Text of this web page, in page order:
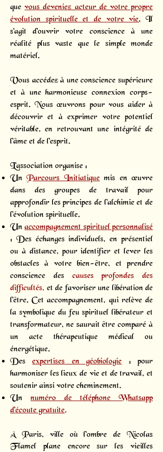
quevous deveniez acteur de votre propre
évolution spirituelle et de votre vie.Il
s'agit d'ouvrir votre conscience à une
réalité plus vaste que le simple monde
matériel.
Vous accédez à une conscience supérieure
et à une harmonieuse connexion corps-
esprit. Nous œuvrons pour vous aider à
découvrir et à exprimer votre potentiel
véritable, en retrouvant une intégrité de
l'âme et de l'esprit.
L’association organise :
UnParcours Initiatique mis en œuvre
dans des groupes de travail pour
approfondir les principes de l'alchimie et de
l'évolution spirituelle.
Unaccompagnement spirituel personnalisé
: Des échanges individuels, en présentiel
ou à distance, pour identifier et lever les
obstacles à votre bien-être, et prendre
conscience des
causes profondes des
difficultés, et de favoriser une libération de
l'être. Cet accompagnement, qui relève de
la symbolique du feu spirituel libérateur et
transformateur, ne saurait être comparé à
un acte thérapeutique médical ou
énergétique.
Desexpertises en géobiologie: pour
harmoniser les lieux de vie et de travail, et
soutenir ainsi votre cheminement.
Un numéro de téléphone Whatsapp
d’écoute gratuite.
À Paris, ville où l’ombre de Nicolas
Flamel plane encore sur les vieilles